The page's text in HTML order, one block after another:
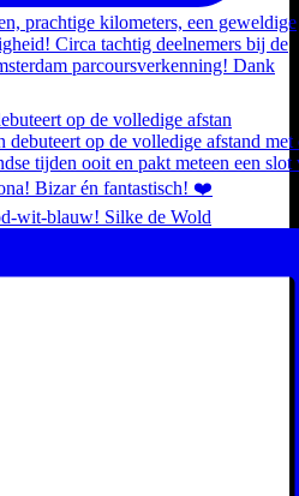
op de volledige afstan
wit-blauw! Silke de Wold